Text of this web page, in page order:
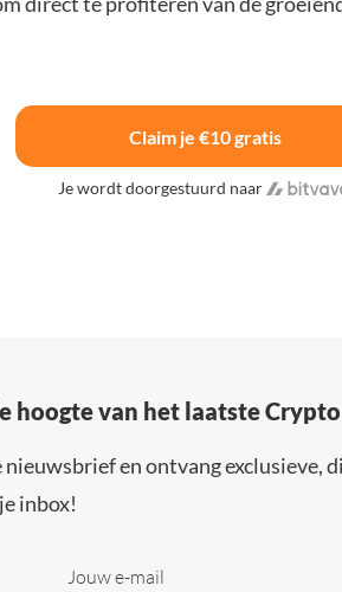
Claim je €10 gratis
Je wordt doorgestuurd naar
hoogte van het laatste
nieuwsbrief en ontvang exclusieve,
inbox!
Jouw e-mail